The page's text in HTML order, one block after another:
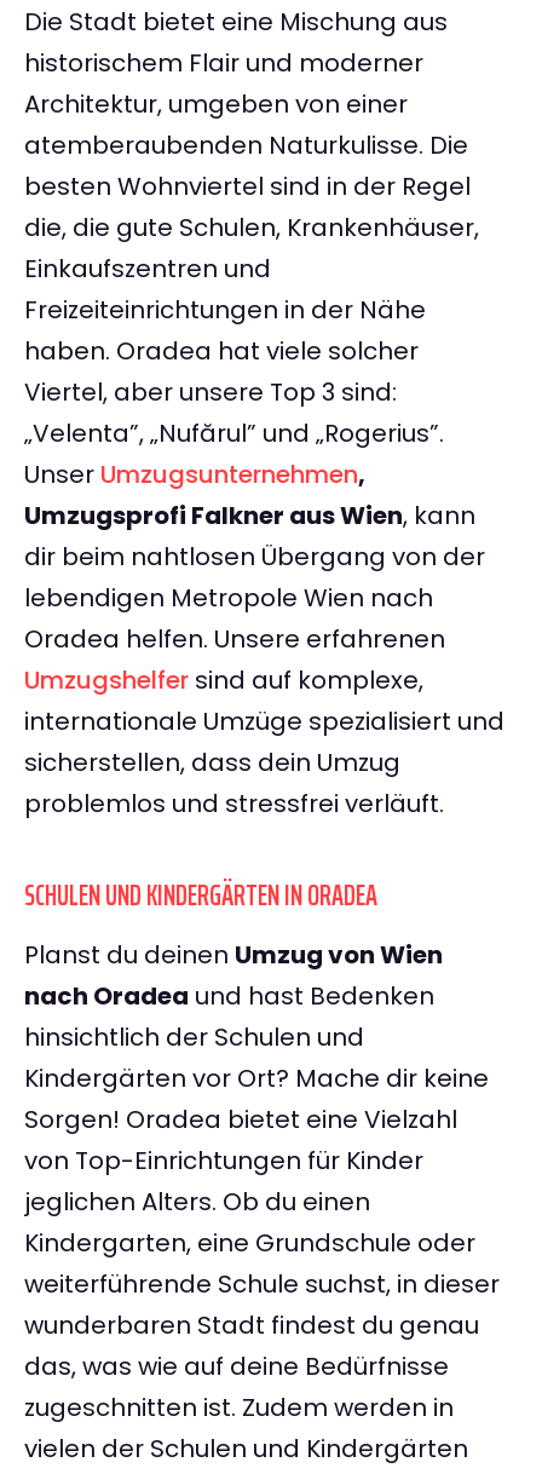
Die Stadt bietet eine Mischung aus
historischem Flair und moderner
Architektur, umgeben von einer
atemberaubenden Naturkulisse. Die
besten Wohnviertel sind in der Regel
die, die gute Schulen, Krankenhäuser,
Einkaufszentren und
Freizeiteinrichtungen in der Nähe
haben. Oradea hat viele solcher
Viertel, aber unsere Top 3 sind:
„Velenta”, „Nufărul” und „Rogerius”.
Unser Umzugsunternehmen,
Umzugsprofi Falkner aus Wien, kann
dir beim nahtlosen Übergang von der
lebendigen Metropole Wien nach
Oradea helfen. Unsere erfahrenen
Umzugshelfer sind auf komplexe,
internationale Umzüge spezialisiert und
sicherstellen, dass dein Umzug
problemlos und stressfrei verläuft.
SCHULEN UND KINDERGÄRTEN IN ORADEA
Planst du deinen Umzug von Wien
nach Oradea und hast Bedenken
hinsichtlich der Schulen und
Kindergärten vor Ort? Mache dir keine
Sorgen! Oradea bietet eine Vielzahl
von Top-Einrichtungen für Kinder
jeglichen Alters. Ob du einen
Kindergarten, eine Grundschule oder
weiterführende Schule suchst, in dieser
wunderbaren Stadt findest du genau
das, was wie auf deine Bedürfnisse
zugeschnitten ist. Zudem werden in
vielen der Schulen und Kindergärten